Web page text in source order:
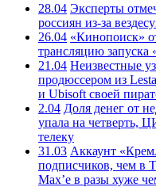
28.04 Эксперты
россиян из-за
26.04 «Кинопоиск»
трансляцию запуска
21.04 Неизвестные
продюссером из
и Ubisoft своей
2.04 Доля денег от
упала на четверть,
телеку
31.03 Аккаунт
подписчиков, чем в
Max’е в разы хуже